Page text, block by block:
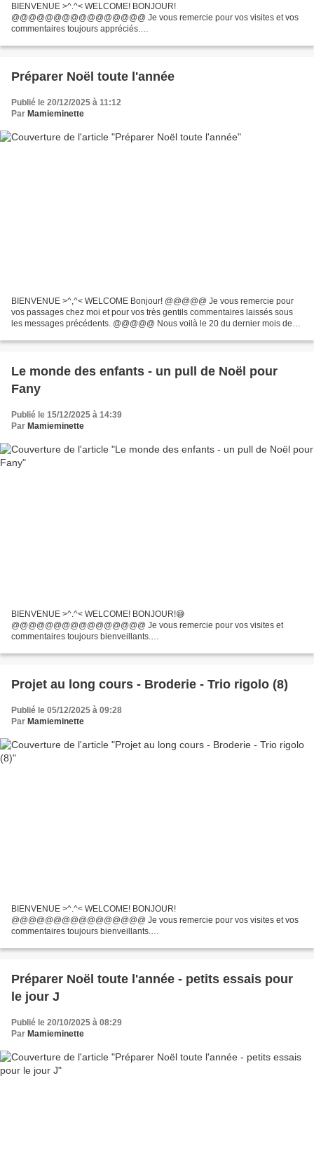
BIENVENUE >^.^< WELCOME! BONJOUR!
@@@@@@@@@@@@@@@@ Je vous remercie pour vos visites et vos
commentaires toujours appréciés.
cinquième jour de l'année et je n'ai pas vu passer les quatre premiers! Mais
Préparer Noël toute l'année
Publié le 20/12/2025 à 11:12
Par Mamieminette
BIENVENUE >^,^< WELCOME Bonjour! @@@@@ Je vous remercie pour
vos passages chez moi et pour vos très gentils commentaires laissés sous
les messages précédents. @@@@@ Nous voilà le 20 du dernier mois de
Le monde des enfants - un pull de Noël pour
Fany
Publié le 15/12/2025 à 14:39
Par Mamieminette
BIENVENUE >^.^< WELCOME! BONJOUR!😅
@@@@@@@@@@@@@@@@ Je vous remercie pour vos visites et
commentaires toujours bienveillants.
oui déjà! c'est le jour du rendez-vous chez Rachel pour le monde des
Projet au long cours - Broderie - Trio rigolo (8)
Publié le 05/12/2025 à 09:28
Par Mamieminette
BIENVENUE >^.^< WELCOME! BONJOUR!
@@@@@@@@@@@@@@@@ Je vous remercie pour vos visites et vos
commentaires toujours bienveillants.
😁 Après l'opération de mon deuxième œil qui s'est bien passée, la fin...
Préparer Noël toute l'année - petits essais pour
le jour J
Publié le 20/10/2025 à 08:29
Par Mamieminette